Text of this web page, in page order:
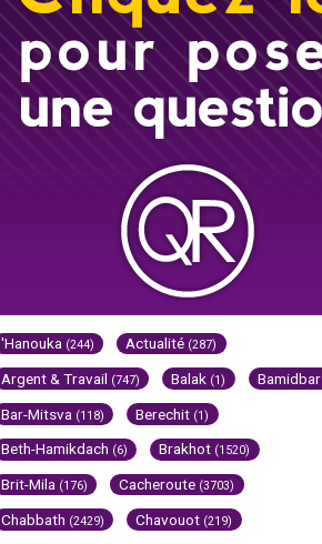
'Hanouka (244) Actualité (287)
Argent & Travail (747) Balak (1) Bamidbar
Bar-Mitsva (118) Berechit (1)
Beth-Hamikdach (6) Brakhot (1520)
Brit-Mila (176) Cacheroute (3703)
Chabbath (2429) Chavouot (219)